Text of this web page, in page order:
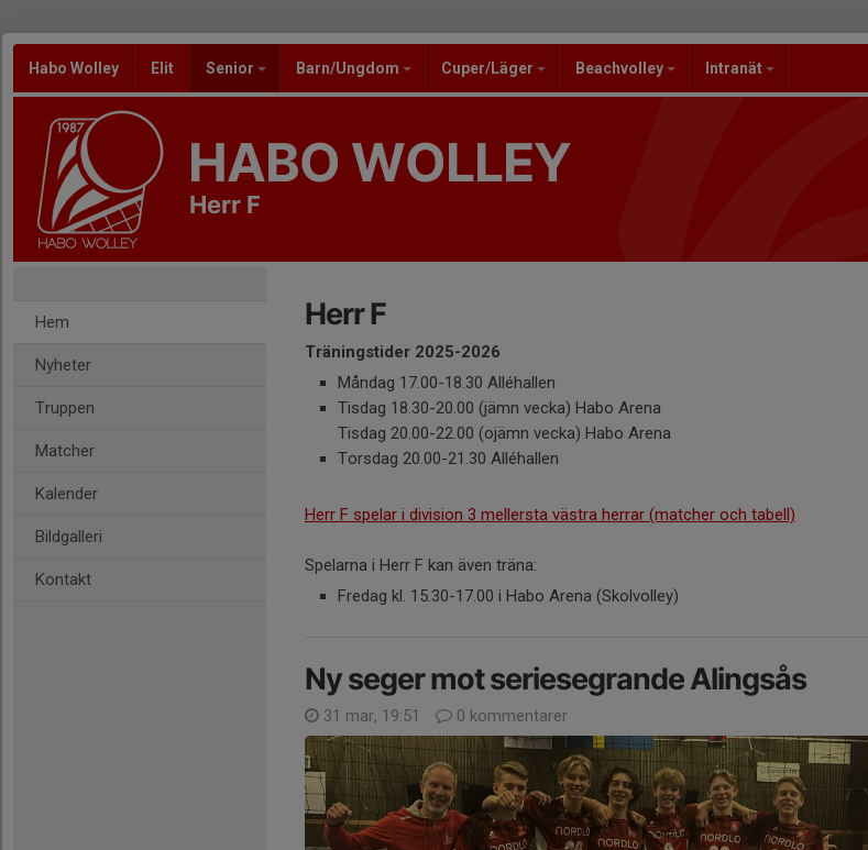
Habo Wolley Elit Senior Barn/Ungdom Cuper/Läger Beachvolley Intranät
HABO WOLLEY
Herr F
Hem
Nyheter
Truppen
Matcher
Kalender
Bildgalleri
Kontakt
Herr F
Träningstider 2025-2026
Måndag 17.00-18.30 Alléhallen
Tisdag 18.30-20.00 (jämn vecka) Habo Arena
Tisdag 20.00-22.00 (ojämn vecka) Habo Arena
Torsdag 20.00-21.30 Alléhallen
Herr F spelar i division 3 mellersta västra herrar (matcher och tabell)
Spelarna i Herr F kan även träna:
Fredag kl. 15.30-17.00 i Habo Arena (Skolvolley)
Ny seger mot seriesegrande Alingsås
31 mar, 19:51 0 kommentarer